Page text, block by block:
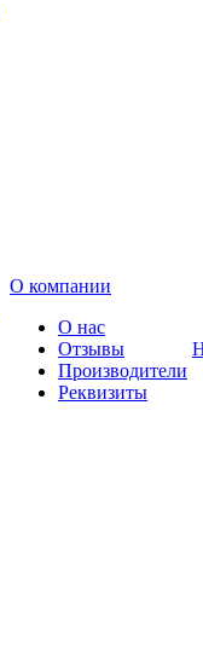
О компании
О нас
Отзывы
Производители
Реквизиты